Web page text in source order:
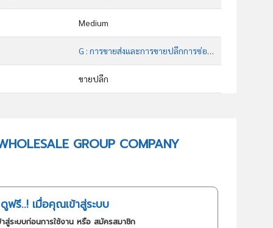
Medium
G : การขายส่งและการขายปลีกการซ่อมยานยนต์และ จักรยานยนต์
ขายปลีก
GROUP COMPANY
ดูฟรี..! เมื่อคุณเข้าสู่ระบบ
สู่ระบบก่อนการใช้งาน หรือ สมัครสมาชิก